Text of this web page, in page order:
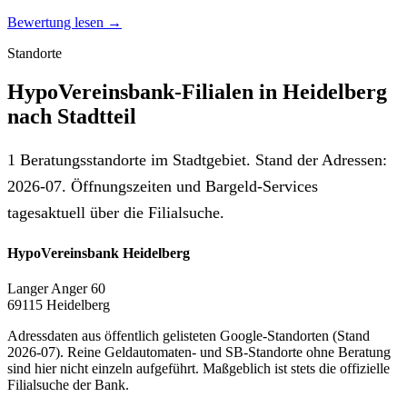
Bewertung lesen →
Standorte
HypoVereinsbank-Filialen in Heidelberg
nach Stadtteil
1 Beratungsstandorte im Stadtgebiet. Stand der Adressen:
2026-07. Öffnungszeiten und Bargeld-Services
tagesaktuell über die Filialsuche.
HypoVereinsbank Heidelberg
Langer Anger 60
69115 Heidelberg
Adressdaten aus öffentlich gelisteten Google-Standorten (Stand
2026-07). Reine Geldautomaten- und SB-Standorte ohne Beratung
sind hier nicht einzeln aufgeführt. Maßgeblich ist stets die offizielle
Filialsuche der Bank.